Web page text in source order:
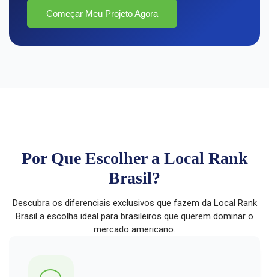
Começar Meu Projeto Agora
Por Que Escolher a Local Rank
Brasil?
Descubra os diferenciais exclusivos que fazem da Local Rank
Brasil a escolha ideal para brasileiros que querem dominar o
mercado americano.